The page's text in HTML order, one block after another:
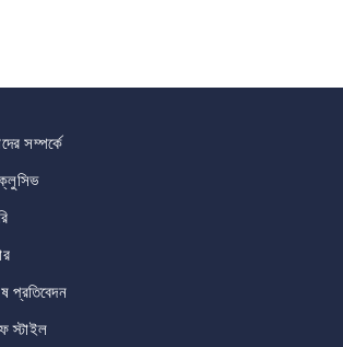
সম্পর্কে
প্রতিবেদন
স্টাইল